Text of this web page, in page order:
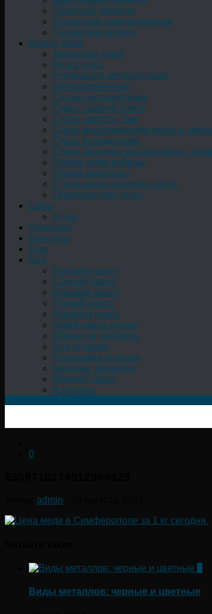
Офисный переезд
Перевозка электротехники
Перевозка мебели
Вывоз лома
Демонтаж лома
Резка лома
Утилизация металлолома
Металоприемник
Скупка металлолома
Сдать газовую плиту
Сдать емкость, бак
Cдать металлические ворота,
Сдать холодильник
Сдать баллоны кислородные,
Прием сетки рабицы
Прием арматуры
Стиральную машинку сдать
Огнетушители сдать
Цены
О нас
Лицензия
Контакты
Блог
Био
Конский навоз
Свиной навоз
Коровий навоз
Птичий навоз
Куриный навоз
Какой навоз лучше
Можно ли удобрять
Для огорода
Подкормка огорода
Машина, мешалка
Жидкий навоз
В мешках
0
admin
Виды металлов: черные и цветные